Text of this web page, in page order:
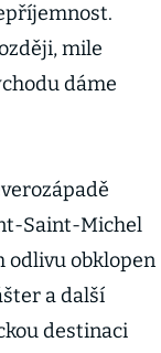
mile
dáme
Saint-Michel
odlivu obklopen
a další
destinaci